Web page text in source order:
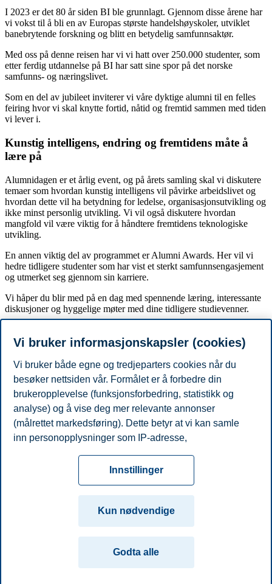
I 2023 er det 80 år siden BI ble grunnlagt. Gjennom disse årene har
vi vokst til å bli en av Europas største handelshøyskoler, utviklet
banebrytende forskning og blitt en betydelig samfunnsaktør.
Med oss på denne reisen har vi vi hatt over 250.000 studenter, som
etter ferdig utdannelse på BI har satt sine spor på det norske
samfunns- og næringslivet.
Som en del av jubileet inviterer vi våre dyktige alumni til en felles
feiring hvor vi skal knytte fortid, nåtid og fremtid sammen med tiden
vi lever i.
Kunstig intelligens, endring og fremtidens måte å
lære på
Alumnidagen er et årlig event, og på årets samling skal vi diskutere
temaer som hvordan kunstig intelligens vil påvirke arbeidslivet og
hvordan dette vil ha betydning for ledelse, organisasjonsutvikling og
ikke minst personlig utvikling. Vi vil også diskutere hvordan
mangfold vil være viktig for å håndtere fremtidens teknologiske
utvikling.
En annen viktig del av programmet er Alumni Awards. Her vil vi
hedre tidligere studenter som har vist et sterkt samfunnsengasjement
og utmerket seg gjennom sin karriere.
Vi håper du blir med på en dag med spennende læring, interessante
diskusjoner og hyggelige møter med dine tidligere studievenner.
Meld deg på her
Del artikkelen:
Tilgjengelighetserklæring
Kontakt oss
TrondheimStavanger
© 2026 Handelshøyskolen BI
Vi bruker informasjonskapsler (cookies)
Vi bruker både egne og tredjeparters cookies når du
besøker nettsiden vår. Formålet er å forbedre din
brukeropplevelse (funksjonsforbedring, statistikk og
analyse) og å vise deg mer relevante annonser
(målrettet markedsføring). Dette betyr at vi kan samle
inn personopplysninger som IP-adresse,
cookies som er nødvendige for at nettsiden skal
fungere, kan du enten godta alle eller tilpasse ditt
samtykke ved å endre innstillinger.
Les mer om våre informasjonskapsler, hvilke
opplysninger vi samler inn og formålene i innstillinger
for informasjonskapsler. Du kan når som helst endre
eller trekke tilbake ditt samtykke i innstillingene ved å
Innstillinger
Kun nødvendige
Godta alle